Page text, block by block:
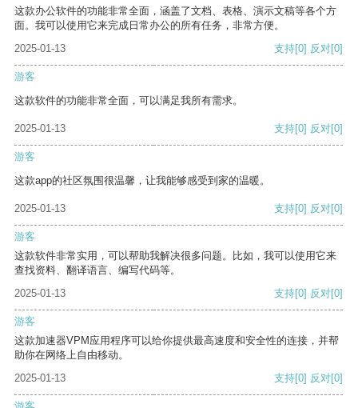
这款办公软件的功能非常全面，涵盖了文档、表格、演示文稿等各个方
面。我可以使用它来完成日常办公的所有任务，非常方便。
2025-01-13
支持[0] 反对[0]
游客
这款软件的功能非常全面，可以满足我所有需求。
2025-01-13 支持[0] 反对[0]
游客
这款app的社区氛围很温馨，让我能够感受到家的温暖。
2025-01-13 支持[0] 反对[0]
游客
这款软件非常实用，可以帮助我解决很多问题。比如，我可以使用它来
查找资料、翻译语言、编写代码等。
2025-01-13
支持[0] 反对[0]
游客
这款加速器VPM应用程序可以给你提供最高速度和安全性的连接，并帮
助你在网络上自由移动。
2025-01-13
支持[0] 反对[0]